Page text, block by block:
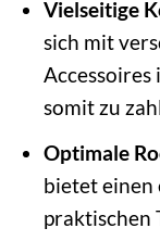
Vielseitige
sich mit
somit zu
Optimale
bietet einen
praktischen